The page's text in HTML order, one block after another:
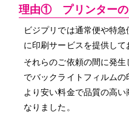
理由① プリンターの
ビジプリでは通常便や特
に印刷サービスを提供して
それらのご依頼の間に発
でバックライトフィルム
より安い料金で品質の高
なりました。